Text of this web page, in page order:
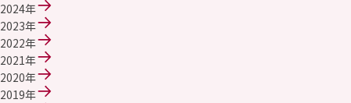
IRニュース：2026年
IRライブラリー
個人株主・投資家の皆様へ
株主・株式情報
財務情報
2024年
2023年
2022年
2021年
2020年
2019年